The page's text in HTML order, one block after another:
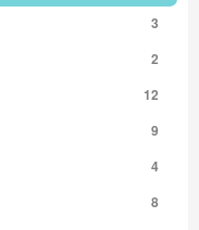
3
2
12
9
4
8